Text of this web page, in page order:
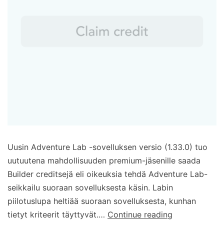
Uusin Adventure Lab -sovelluksen versio (1.33.0) tuo
uutuutena mahdollisuuden premium-jäsenille saada
Builder creditsejä eli oikeuksia tehdä Adventure Lab-
seikkailu suoraan sovelluksesta käsin. Labin
piilotuslupa heltiää suoraan sovelluksesta, kunhan
tietyt kriteerit täyttyvät.… Continue reading